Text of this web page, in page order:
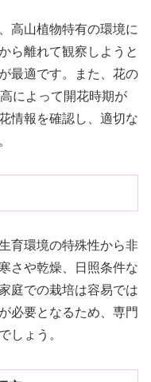
高山植物特有の環境に
ら離れて観察しようと
最適です。また、花の
によって開花時期が
情報を確認し、適切な
育環境の特殊性から非
さや乾燥、日照条件な
庭での栽培は容易では
必要となるため、専門
しょう。